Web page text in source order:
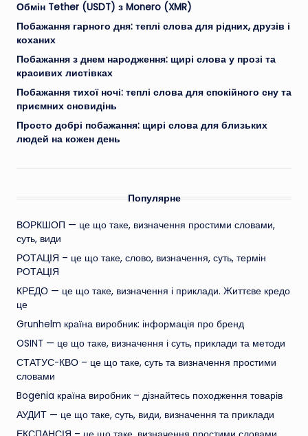
Обмін Tether (USDT) з Monero (XMR)
Побажання гарного дня: теплі слова для рідних, друзів і
коханих
Побажання з днем народження: щирі слова у прозі та
красивих листівках
Побажання тихої ночі: теплі слова для спокійного сну та
приємних сновидінь
Просто добрі побажання: щирі слова для близьких
людей на кожен день
Популярне
ВОРКШОП — це що таке, визначення простими словами,
суть, види
РОТАЦІЯ – це що таке, слово, визначення, суть, термін
РОТАЦІЯ
КРЕДО — це що таке, визначення і приклади. Життєве кредо
це
Grunhelm країна виробник: інформація про бренд
OSINT — це що таке, визначення і суть, приклади та методи
СТАТУС-КВО – це що таке, суть та визначення простими
словами
Bogenia країна виробник – дізнайтесь походження товарів
АУДИТ — це що таке, суть, види, визначення та приклади